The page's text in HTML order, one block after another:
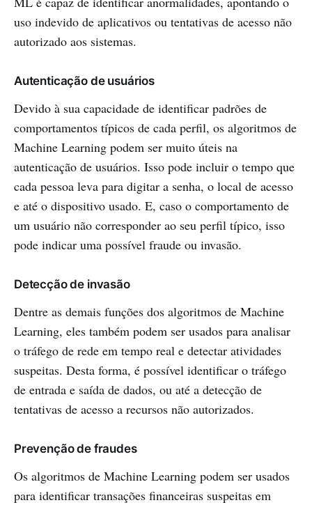
uso indevido de aplicativos ou tentativas de acesso não
autorizado aos sistemas.
Autenticação de usuários
Devido à sua capacidade de identificar padrões de
comportamentos típicos de cada perfil, os algoritmos de
Machine Learning podem ser muito úteis na
autenticação de usuários. Isso pode incluir o tempo que
cada pessoa leva para digitar a senha, o local de acesso
e até o dispositivo usado. E, caso o comportamento de
um usuário não corresponder ao seu perfil típico, isso
pode indicar uma possível fraude ou invasão.
Detecção de invasão
Dentre as demais funções dos algoritmos de Machine
Learning, eles também podem ser usados para analisar
o tráfego de rede em tempo real e detectar atividades
suspeitas. Desta forma, é possível identificar o tráfego
de entrada e saída de dados, ou até a detecção de
tentativas de acesso a recursos não autorizados.
Prevenção de fraudes
Os algoritmos de Machine Learning podem ser usados
para identificar transações financeiras suspeitas em